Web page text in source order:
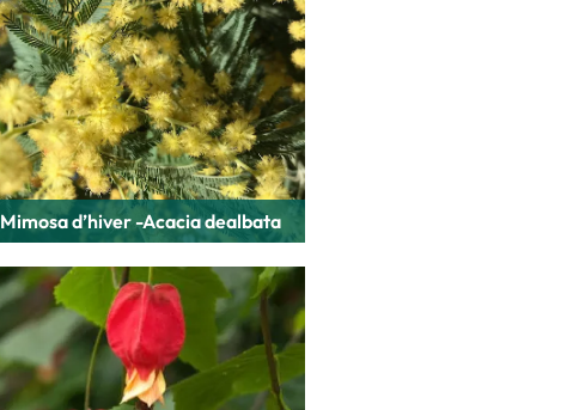
Mimosa d’hiver -Acacia dealbata